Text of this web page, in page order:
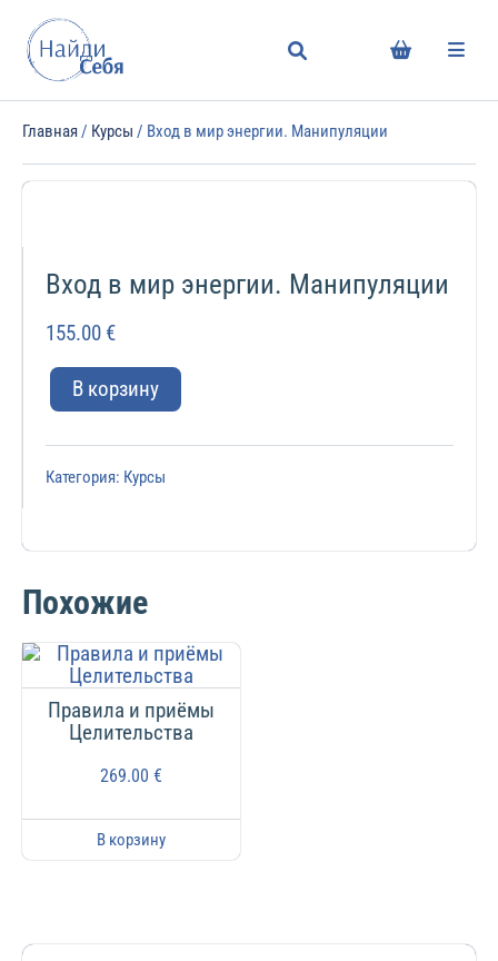
Главная/ Курсы / Вход в мир энергии. Манипуляции
Вход в мир энергии. Манипуляции
155.00 €
В корзину
Категория: Курсы
Похожие
Правила и приёмы
Целительства
269.00 €
В корзину